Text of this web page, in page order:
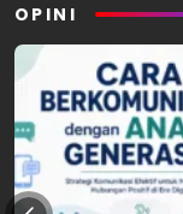
OPINI